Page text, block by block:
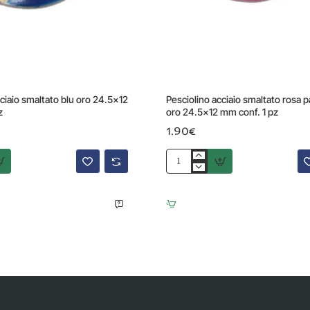
smaltato blu oro 24.5x12
Pesciolino acciaio smaltato rosa
oro 24.5x12 mm conf. 1 pz
1.90€
Pesciolino
acciaio
rosa
pastello
pz